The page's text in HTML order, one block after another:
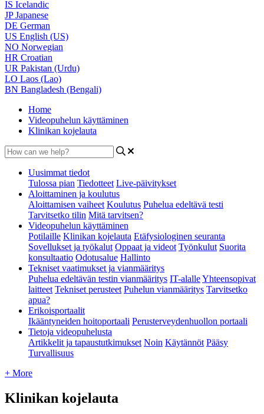
IS Icelandic
JPJapanese
DE German
US English (US)
NO Norwegian
HR Croatian
UR Pakistan (Urdu)
LO Laos (Lao)
BN Bangladesh (Bengali)
Home
Videopuhelun käyttäminen
Klinikan kojelauta
Uusimmat tiedot
Tulossa pian Tiedotteet Live-päivitykset
Aloittaminen ja koulutus
Aloittamisen vaiheet Koulutus Puhelua edeltävä testi
Tarvitsetko tilin Mitä tarvitsen?
Videopuhelun käyttäminen
Potilaille Klinikan kojelauta Etäfysiologinen seuranta
Sovellukset ja työkalut Oppaat ja videot Työnkulut Suorita
konsultaatio Odotusalue Hallinto
Tekniset vaatimukset ja vianmääritys
Puhelua edeltävän testin vianmääritys IT-alalleYhteensopivat
laitteet Tekniset perusteet Puhelun vianmääritys Tarvitsetko
apua?
Erikoisportaalit
Ikääntyneiden hoitoportaali Perusterveydenhuollon portaali
Tietoja videopuhelusta
Artikkelit ja tapaustutkimukset Noin Käytännöt Pääsy
Turvallisuus
+ More
Klinikan kojelauta